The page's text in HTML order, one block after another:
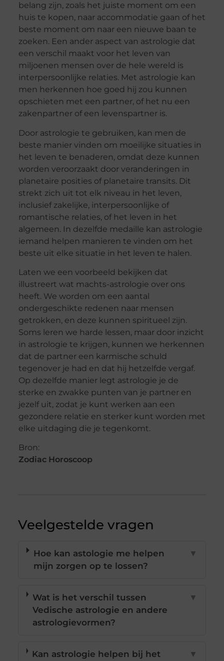
belang zijn, zoals het juiste moment om een
huis te kopen, naar accommodatie gaan of het
beste moment om naar een nieuwe baan te
zoeken. Een ander aspect van astrologie dat
een verschil maakt voor het leven van
miljoenen mensen over de hele wereld is
interpersoonlijke relaties. Met astrologie kan
men herkennen hoe goed hij zou kunnen
opschieten met een partner, of het nu een
zakenpartner of een levenspartner is.
Door astrologie te gebruiken, kan men de
beste manier vinden om moeilijke situaties in
het leven te benaderen, omdat deze kunnen
worden veroorzaakt door veranderingen in
planetaire posities of planetaire transits. Dit
strekt zich uit tot elk niveau in het leven,
inclusief zakelijke, interpersoonlijke of
romantische relaties, of het leven in het
algemeen. In dezelfde medaille kan astrologie
iemand helpen manieren te vinden om het
beste uit elke situatie in het leven te halen.
Laten we een voorbeeld bekijken dat
illustreert wat machts-astrologie over ons
heeft. We worden om een aantal
ondergeschikte redenen naar mensen
getrokken, en deze kunnen spiritueel zijn.
Soms leren we harde lessen, maar door inzicht
in astrologie te krijgen, kunnen we herkennen
dat de partner een karmische schuld
tegenover je had en dat hij hetzelfde vergaf.
Op dezelfde manier legt astrologie je de
sterke en zwakke punten van je partner en
jezelf uit, zodat je kunt werken aan een
gezondere relatie en sterker kunt worden met
elke uitdaging die je tegenkomt.
Bron:
Zodiac Horoscoop
Veelgestelde vragen
Hoe kan astologie me helpen
mijn zorgen op te lossen?
▼
Wat is het verschil tussen
Vedische astrologie en andere
astrologievormen?
▼
Kan astrologie helpen bij het ▼